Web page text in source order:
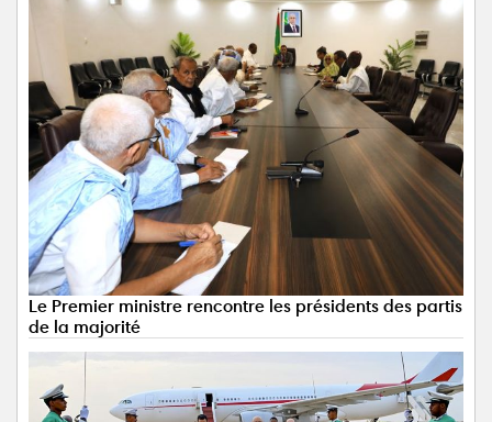
Le Premier ministre rencontre les présidents des partis
de la majorité